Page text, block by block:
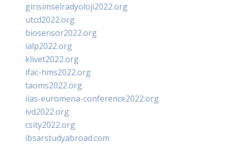
girisimselradyoloji2022.org
utcd2022.org
biosensor2022.org
ialp2022.org
klivet2022.org
ifac-hms2022.org
taoms2022.org
iias-euromena-conference2022.org
ivd2022.org
csity2022.org
ibsarstudyabroad.com